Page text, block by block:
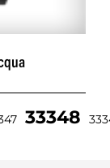
33348